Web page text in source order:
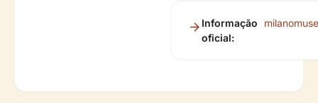
Informação
oficial: